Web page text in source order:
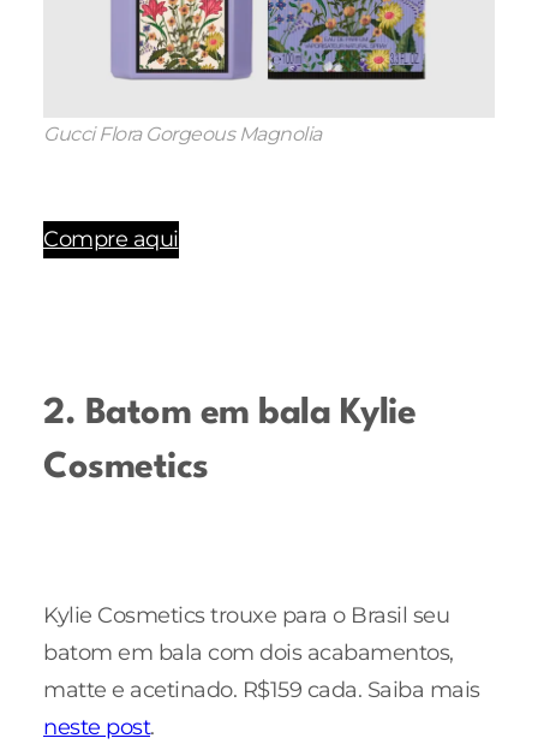
Gucci Flora Gorgeous Magnolia
Compre aqui
2. Batom em bala Kylie
Cosmetics
Kylie Cosmetics trouxe para o Brasil seu
batom em bala com dois acabamentos,
matte e acetinado. R$159 cada. Saiba mais
neste post.